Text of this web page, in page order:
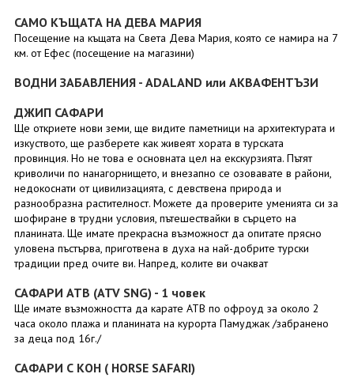
САМО КЪЩАТА НА ДЕВА МАРИЯ
Посещение на къщата на Света Дева Мария, която се намира на 7
км. от Ефес (посещение на магазини)
ВОДНИ ЗАБАВЛЕНИЯ - ADALAND или АКВАФЕНТЪЗИ
ДЖИП САФАРИ
Ще откриете нови земи, ще видите паметници на архитектурата и
изкуството, ще разберете как живеят хората в турската
провинция. Но не това е основната цел на екскурзията. Пътят
криволичи по нанагорнището, и внезапно се озовавате в райони,
недокоснати от цивилизацията, с девствена природа и
разнообразна растителност. Можете да проверите уменията си за
шофиране в трудни условия, пътешествайки в сърцето на
планината. Ще имате прекрасна възможност да опитате прясно
уловена пъстърва, приготвена в духа на най-добрите турски
традиции пред очите ви. Напред, колите ви очакват
САФАРИ АТВ (ATV SNG) - 1 човек
Ще имате възможността да карате АТВ по офроуд за около 2
часа около плажа и планината на курорта Памуджак /забранено
за деца под 16г./
САФАРИ С КОН ( HORSE SAFARI)